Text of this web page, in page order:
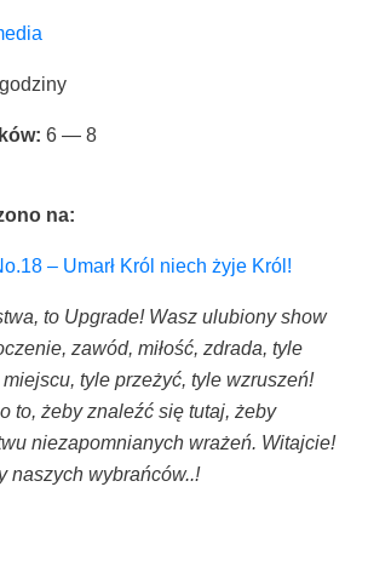
6 — 8
na:
– Umarł Król niech żyje Król!
to Upgra­de! Wasz ulu­bio­ny show
zawód, miłość, zdra­da, tyle
tyle prze­żyć, tyle wzru­szeń!
to, żeby zna­leźć się tutaj, żeby
nie­za­po­mnia­nych wra­żeń. Witaj­cie!
naszych wybrańców..!